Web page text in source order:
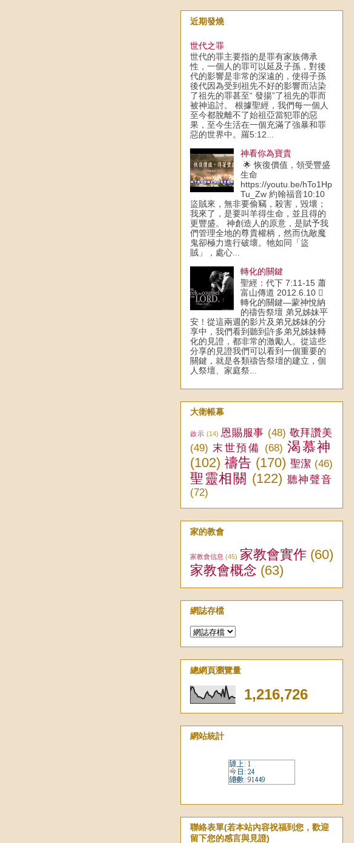
近期發燒
世代之罪
世代的罪主要指的是罪有家族傳承
性，一個人的罪可以延及子孫，對後
代的影響是非常的深遠的，使得子孫
後代因為受到祖先不好的影響而沾染
了祖先的罪甚至“ 發揚”了祖先的罪而
被神追討。 根據聖經，我們每一個人
至今都脫離不了始祖亞當犯罪的惡
果，至今生活在一個充滿了強暴和罪
惡的世界中。羅5:12...
神看你為寶貴
🌟 恢復價值，領受豐盛
生命
https://youtu.be/hTo1Hp
Tu_Zw 約翰福音10:10
盜賊來，無非要偷竊，殺害，毀壞；
我來了，是要叫羊得生命，並且得的
更豐盛。 神創造人的原意，是賦予我
們管理全地的尊貴權柄，然而仇敵魔
鬼卻極力進行破壞。牠如同「盜
賊」，處心...
轉化的關鍵
聖經：代下 7:11-15 蕭
富山傳道 2012.6.10 
轉化的關鍵—蒙神悅納
的禱告祭壇 弟兄姊妹平
安！從這兩週的影片及弟兄姊妹的分
享中，我們看到聽到許多弟兄姊妹轉
化的見證，都非常的激勵人。從這些
分享的見證我們可以看到一個重要的
關鍵，就是各類禱告祭壇的建立，個
人祭壇、家庭祭...
大衛帳幕
啟示 (14) 恩賜服事 (48) 敬拜讚美
(49) 末世預備 (68) 渴慕神
(102) 禱告 (170) 聖潔 (46)
聖靈相關 (122) 聽神聲音
(72)
家的教會
家教會信息 (45) 家教會實作 (60)
家教會概念 (63)
網誌存檔
總網頁瀏覽量
1,216,726
網站統計
聯絡表單(若本站內容祝福到您，歡迎
留下您的感言與見證)